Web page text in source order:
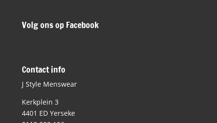
Volg ons op Facebook
Contact info
J Style Menswear
Kerkplein 3
4401 ED Yerseke